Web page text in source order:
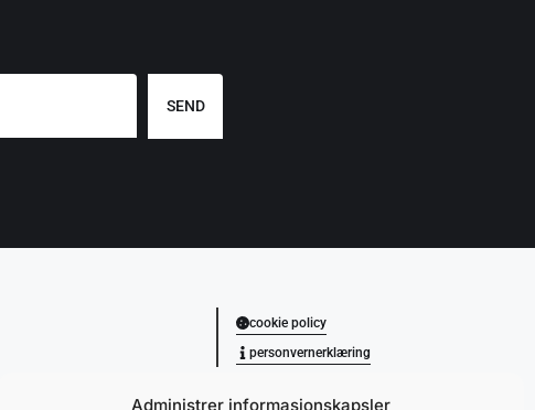
Administrer informasjonskapsler
SEND
cookie policy
personvernerklæring